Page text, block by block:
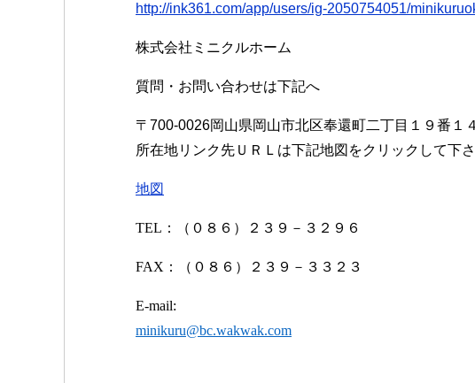
http://ink361.com/app/users/ig-2050754051/
株式会社ミニクルホーム
質問・お問い合わせは下記へ
〒700-0026岡山県岡山市北区奉還町二丁目１９番１
所在地リンク先ＵＲＬは下記地図をクリックして下さ
地図
TEL ：（０８６）２３９－３２９６
FAX ：（０８６）２３９－３３２３
E-mail:
minikuru@bc.wakwak.com